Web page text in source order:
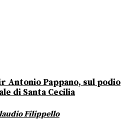
Antonio Pappano, sul podio
di Santa Cecilia
Filippello